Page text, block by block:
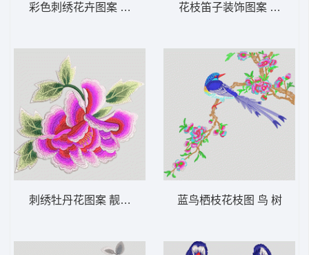
彩色刺绣花卉图案 靓花
刺绣牡丹花图案 靓花 旗袍
花枝笛子装饰图案 汉服
蓝鸟栖枝花枝图 鸟 树